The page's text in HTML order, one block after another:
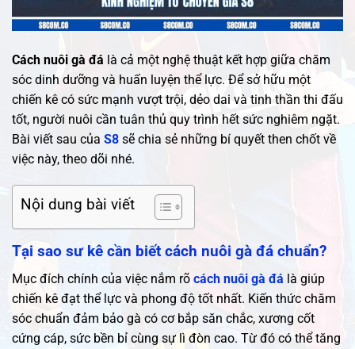
Cách nuôi gà đá là cả một nghệ thuật kết hợp giữa chăm
sóc dinh dưỡng và huấn luyện thể lực. Để sở hữu một
chiến kê có sức mạnh vượt trội, dẻo dai và tinh thần thi đấu
tốt, người nuôi cần tuân thủ quy trình hết sức nghiêm ngặt.
Bài viết sau của S8 sẽ chia sẻ những bí quyết then chốt về
việc này, theo dõi nhé.
Nội dung bài viết
Tại sao sư kê cần biết cách nuôi gà đá chuẩn?
Mục đích chính của việc nắm rõ cách nuôi gà đá là giúp
chiến kê đạt thể lực và phong độ tốt nhất. Kiến thức chăm
sóc chuẩn đảm bảo gà có cơ bắp săn chắc, xương cốt
cứng cáp, sức bền bỉ cùng sự lì đòn cao. Từ đó có thể tăng